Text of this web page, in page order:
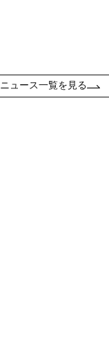
ニュース一覧を見る